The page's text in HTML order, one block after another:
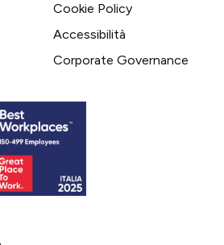
Cookie Policy
Accessibilità
Corporate Governance